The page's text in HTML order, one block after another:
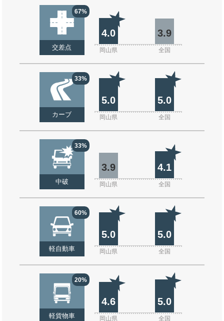
67%
交差点
4.0 3.9
岡山県 全国
33%
カーブ
5.0 5.0
岡山県 全国
33%
中破
3.9 4.1
岡山県 全国
60%
軽自動車
5.0 5.0
岡山県 全国
20%
軽貨物車
4.6 5.0
岡山県 全国